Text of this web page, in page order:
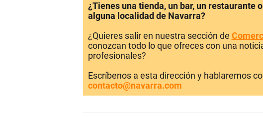
¿Tienes una tienda, un bar, un restaurante
alguna localidad de Navarra?
¿Quieres salir en nuestra sección de
conozcan todo lo que ofreces con una
profesionales?
Escríbenos a esta dirección y hablaremos
contacto@navarra.com